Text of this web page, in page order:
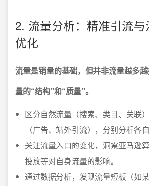
2. 流量分析：精准引流与
优化
流量是销量的基础，但并非流量越多
量的“结构”和“质量”。
区分自然流量（搜索、类目、关联
（广告、站外引流），分别分析各
关注流量入口的变化，洞察亚马逊
投放等对自身流量的影响。
通过数据分析，发现流量短板（如